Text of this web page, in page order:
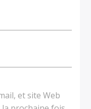
et site Web